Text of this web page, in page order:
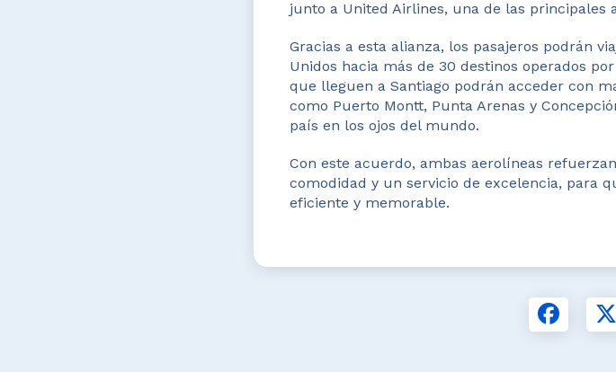
junto a United Airlines, una de las principales
Gracias a esta alianza, los pasajeros podrán
Unidos hacia más de 30 destinos operados
que lleguen a Santiago podrán acceder con
como Puerto Montt, Punta Arenas y
país en los ojos del mundo.
Con este acuerdo, ambas aerolíneas
comodidad y un servicio de excelencia, para
eficiente y memorable.